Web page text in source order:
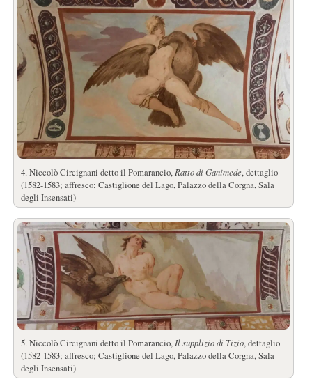
4. Niccolò Circignani detto il Pomarancio, Ratto di Ganimede, dettaglio
(1582-1583; affresco; Castiglione del Lago, Palazzo della Corgna, Sala
degli Insensati)
5. Niccolò Circignani detto il Pomarancio, Il supplizio di Tizio, dettaglio
(1582-1583; affresco; Castiglione del Lago, Palazzo della Corgna, Sala
degli Insensati)